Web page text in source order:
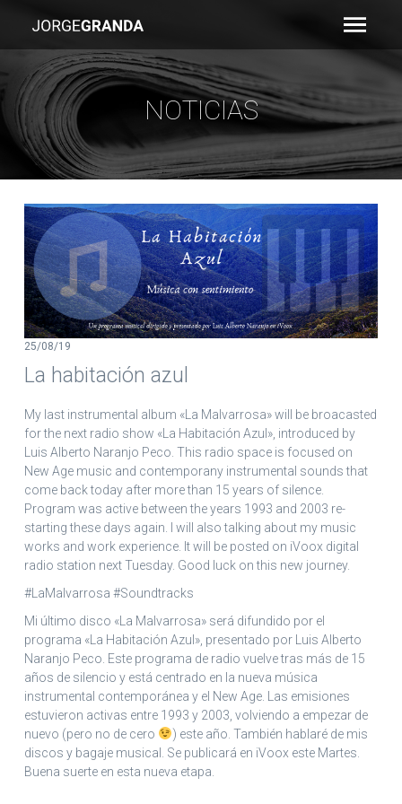
NOTICIAS
25/08/19
La habitación azul
My last instrumental album «La Malvarrosa» will be broacasted
for the next radio show «La Habitación Azul», introduced by
Luis Alberto Naranjo Peco. This radio space is focused on
New Age music and contemporany instrumental sounds that
come back today after more than 15 years of silence.
Program was active between the years 1993 and 2003 re-
starting these days again. I will also talking about my music
works and work experience. It will be posted on iVoox digital
radio station next Tuesday. Good luck on this new journey.
#LaMalvarrosa #Soundtracks
Mi último disco «La Malvarrosa» será difundido por el
programa «La Habitación Azul», presentado por Luis Alberto
Naranjo Peco. Este programa de radio vuelve tras más de 15
años de silencio y está centrado en la nueva música
instrumental contemporánea y el New Age. Las emisiones
estuvieron activas entre 1993 y 2003, volviendo a empezar de
nuevo (pero no de cero
) este año. También hablaré de mis
discos y bagaje musical. Se publicará en iVoox este Martes.
Buena suerte en esta nueva etapa.